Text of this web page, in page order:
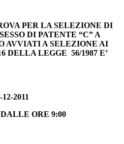
PER LA SELEZIONE DI
DI PATENTE “C” A
AVVIATI A SELEZIONE AI
DELLA LEGGE 56/1987 E’
12-2011
ORE 9:00